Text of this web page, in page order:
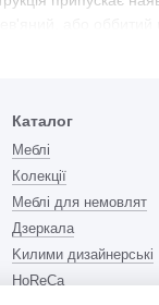
двоспальні ліжка :
Е1. У
глянсове або
і ніжки вигідно
найчастіше
і
Каталог
Меблі
Колекції
Меблі для немовлят
Дзеркала
Kилими дизайнерські
HoReCa